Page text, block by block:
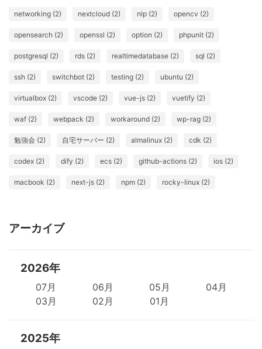
networking (2) nextcloud (2) nlp (2) opencv (2)
opensearch (2) openssl (2) option (2) phpunit (2)
postgresql (2) rds (2) realtimedatabase (2) sql (2)
ssh (2) switchbot (2) testing (2) ubuntu (2)
virtualbox (2) vscode (2) vue-js (2) vuetify (2)
waf (2) webpack (2) workaround (2) wp-rag (2)
勉強会 (2) 自宅サーバー (2) almalinux (2) cdk (2)
codex (2) dify (2) ecs (2) github-actions (2) ios (2)
macbook (2) next-js (2) npm (2) rocky-linux (2)
アーカイブ
2026年
07月 06月 05月
04月
03月
02月 01月
2025年